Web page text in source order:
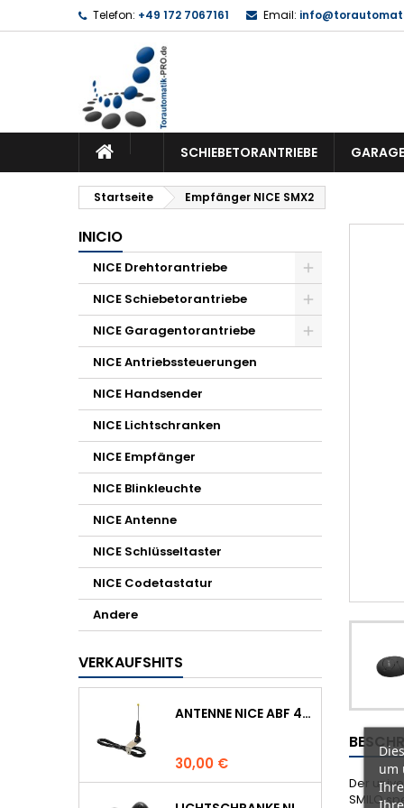
Telefon: +49 172 7067161 Email:
SCHIEBETORANTRIEBE
Startseite Empfänger NICE SMX2
INICIO
NICE Drehtorantriebe
NICE Schiebetorantriebe
NICE Garagentorantriebe
NICE Antriebssteuerungen
NICE Handsender
NICE Lichtschranken
NICE Empfänger
NICE Blinkleuchte
NICE Antenne
NICE Schlüsseltaster
NICE Codetastatur
Andere
VERKAUFSHITS
ANTENNE NICE ABF 433.92 MHZ
Preis
30,00 €
Der
SMILO
um